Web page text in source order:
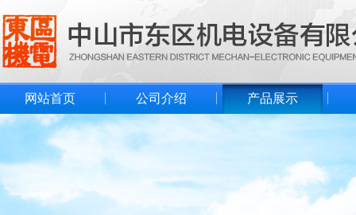
网站首页 公司介绍 产品展示